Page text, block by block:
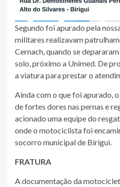
Segundo foi apurado pela
militares realizavam
Cernach, quando se
solo, próximo a Unimed. De
a viatura para prestar o
Ainda com o que foi apurado,
de fortes dores nas pernas e
acionado uma equipe do
onde o motociclista foi
socorro municipal de Birigui.
FRATURA
A documentação da